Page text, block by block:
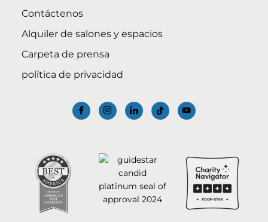
Contáctenos
Alquiler de salones y espacios
Carpeta de prensa
política de privacidad